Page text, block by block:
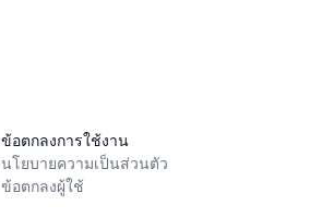
ข้อตกลงการใช้งาน
นโยบายความเป็นส่วนตัว
ข้อตกลงผู้ใช้